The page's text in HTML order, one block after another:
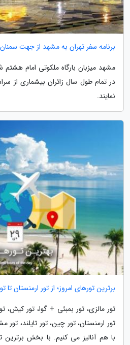
برنامه سفر تهران به مشهد از جهت سمنان (5
مشهد میزبان بارگاه ملکوتی امام
در تمام طول سال زائران بیشماری از
نمایند.
برترین تورهای امروز؛ از تور ارمنستان تا
تور مالزی، تور بمبئی + گوا، تور کیش،
تور ارمنستان، تور چین، تور تایلند، تور
با هم آنالیز می کنیم. با بخش برترین